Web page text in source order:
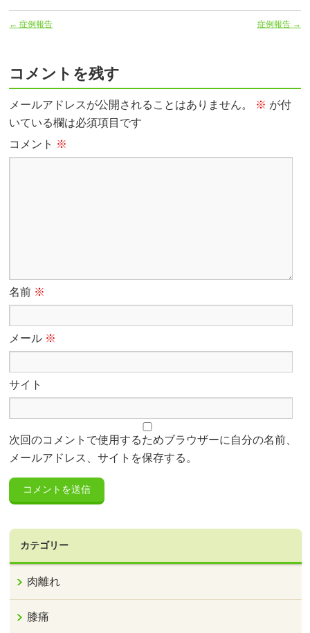
← 症例報告 症例報告 →
コメントを残す
メールアドレスが公開されることはありません。 ※ が付
いている欄は必須項目です
コメント ※
名前 ※
メール ※
サイト
次回のコメントで使用するためブラウザーに自分の名前、
メールアドレス、サイトを保存する。
カテゴリー
肉離れ
膝痛